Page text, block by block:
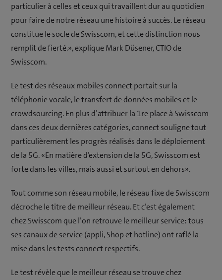
particulier à celles et ceux qui travaillent dur au quotidien
pour faire de notre réseau une histoire à succès. Le réseau
constitue le socle de Swisscom, et cette distinction nous
remplit de fierté.», explique Mark Düsener, CTIO de
Swisscom.
Le test des réseaux mobiles connect portait sur la
téléphonie vocale, le transfert de données mobiles et le
crowdsourcing. En plus d’attribuer la 1re place à Swisscom
dans ces deux dernières catégories, connect souligne tout
particulièrement les progrès réalisés dans le déploiement
de la 5G. «En matière d’extension de la 5G, Swisscom est
forte dans les villes, mais aussi et surtout en dehors».
Tout comme son réseau mobile, le réseau fixe de Swisscom
décroche le titre de meilleur réseau. Et c’est également
chez Swisscom que l’on retrouve le meilleur service: tous
ses canaux de service (appli, Shop et hotline) ont raflé la
mise dans les tests connect respectifs.
Le test révèle que le meilleur réseau se trouve chez